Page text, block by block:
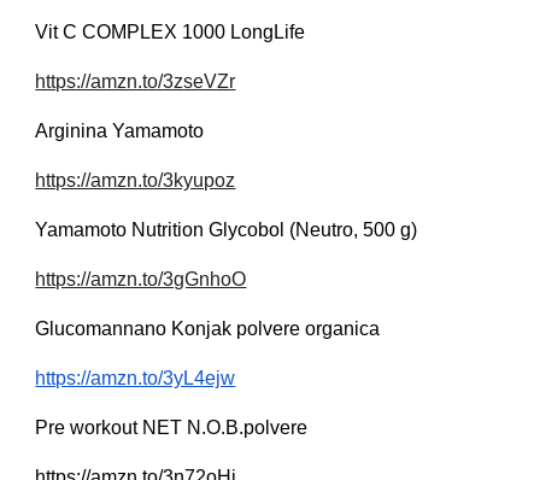
Vit C COMPLEX 1000 LongLife
https://amzn.to/3zseVZr
Arginina Yamamoto
https://amzn.to/3kyupoz
Yamamoto Nutrition Glycobol (Neutro, 500 g)
https://amzn.to/3gGnhoO
Glucomannano Konjak polvere organica
https://amzn.to/3yL4ejw
Pre workout NET N.O.B.polvere